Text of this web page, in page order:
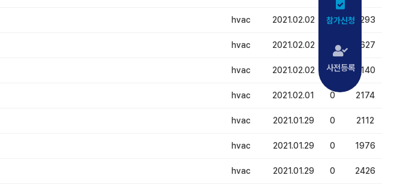
hvac 2021.02.02 0 2293
hvac 2021.02.02 2627
hvac 2021.02.02 0 2140
hvac 2021.02.01 0 2174
hvac 2021.01.29 0 2112
hvac 2021.01.29 0 1976
hvac 2021.01.29 0 2426
참가신청
사전등록